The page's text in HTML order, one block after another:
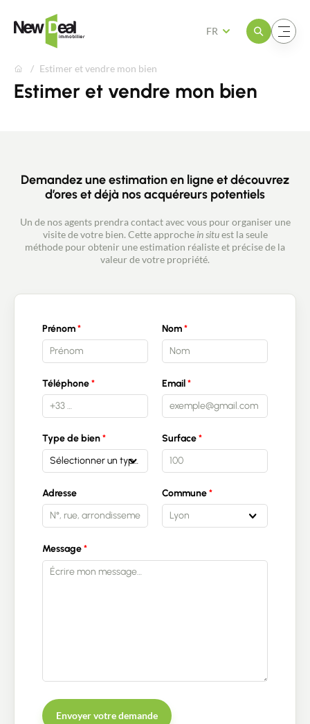
Ouvrir le menuOuvrir le menu
FR
Estimer et vendre mon bien
Estimer et vendre mon bien
Demandez une estimation en ligne et découvrez
d’ores et déjà nos acquéreurs potentiels
Un de nos agents prendra contact avec vous pour organiser une
visite de votre bien. Cette approche in situest la seule
méthode pour obtenir une estimation réaliste et précise de la
valeur de votre propriété.
Prénom Nom
Téléphone Email
Type de bien
Sélectionner un type de bien
Surface
Adresse
Commune
Lyon
Message
Envoyer votre demande